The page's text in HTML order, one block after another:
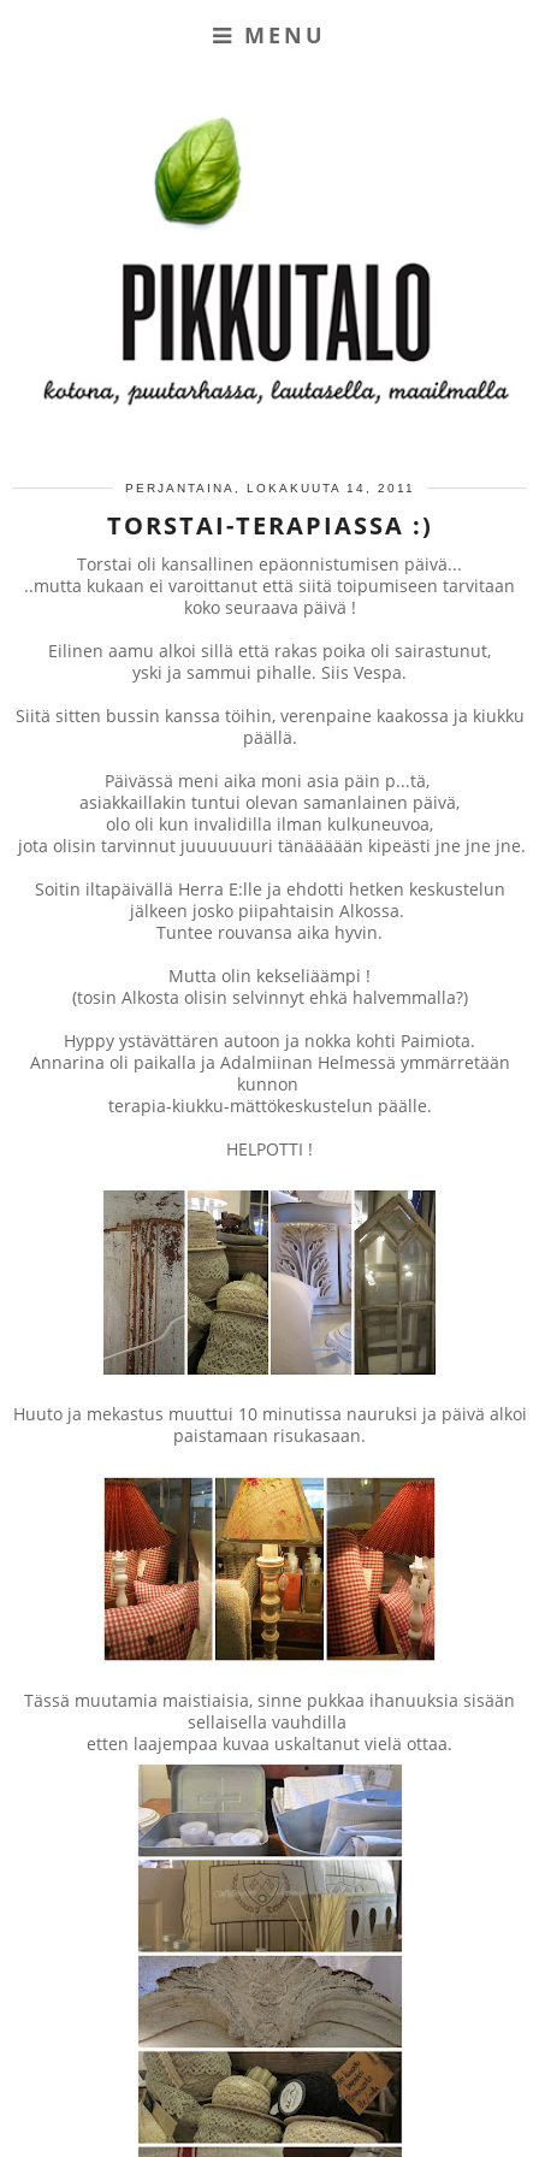
MENU
PERJANTAINA, LOKAKUUTA 14, 2011
TORSTAI-TERAPIASSA :)
Torstai oli kansallinen epäonnistumisen päivä...
..mutta kukaan ei varoittanut että siitä toipumiseen tarvitaan
koko seuraava päivä !
Eilinen aamu alkoi sillä että rakas poika oli sairastunut,
yski ja sammui pihalle. Siis Vespa.
Siitä sitten bussin kanssa töihin, verenpaine kaakossa ja kiukku
päällä.
Päivässä meni aika moni asia päin p...tä,
asiakkaillakin tuntui olevan samanlainen päivä,
olo oli kun invalidilla ilman kulkuneuvoa,
jota olisin tarvinnut juuuuuuuri tänäääään kipeästi jne jne jne.
Soitin iltapäivällä Herra E:lle ja ehdotti hetken keskustelun
jälkeen josko piipahtaisin Alkossa.
Tuntee rouvansa aika hyvin.
Mutta olin kekseliäämpi !
(tosin Alkosta olisin selvinnyt ehkä halvemmalla?)
Hyppy ystävättären autoon ja nokka kohti Paimiota.
Annarina oli paikalla ja Adalmiinan Helmessä ymmärretään
kunnon
terapia-kiukku-mättökeskustelun päälle.
HELPOTTI !
Huuto ja mekastus muuttui 10 minutissa nauruksi ja päivä alkoi
paistamaan risukasaan.
Tässä muutamia maistiaisia, sinne pukkaa ihanuuksia sisään
sellaisella vauhdilla
etten laajempaa kuvaa uskaltanut vielä ottaa.